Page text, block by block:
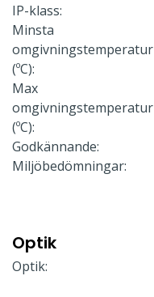
IP-klass:
Minsta
omgivningstemperatur
(ºC):
Max
omgivningstemperatur
(ºC):
Godkännande:
Miljöbedömningar:
Optik
Optik: